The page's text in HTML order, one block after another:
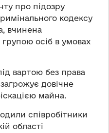
про підозру
кодексу
вчинена
осіб в умовах
вартою без права
довічне
майна.
співробітники
області